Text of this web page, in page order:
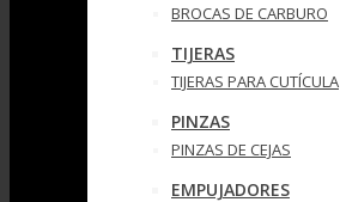
BROCAS DE CARBURO
TIJERAS
TIJERAS PARA CUTÍCULA
PINZAS
PINZAS DE CEJAS
EMPUJADORES